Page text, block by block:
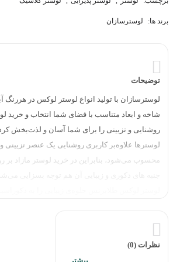
برند ها: لوسترسازان
توضیحات
لوسترسازان با تولید انواع لوستر لوکس در هررنگ
شاخه و ابعاد متناسب با فضای شما انتخاب و خرید
روشنایی و تزیینی را برای شما آسان و لذت‌بخش
لوسترها علاوه‌بر کاربری روشنایی یک عنصر تزیینی
محسوب می‌شود، بنابراین در خرید لوستر مازاد بر
جنبه های دکوری و زیبایی آن هم توجه بسزایی
نظرات (0)